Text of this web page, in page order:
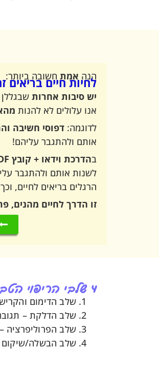
הנה אמת חשובה ביותר:
לחיות חיים בריאים
יש סיבות אחרות
אנו עלולים לא להנות
לדוגמה: דפוסי חשיבה
אותם ולהתגבר עליהם!
בהדרכת וידאו + קובץ PDF
לשנות אותם ולהתגבר
הרגלים בריאים לחיים, וכך
זו הדרך לחיים מהנים,
4 שלבי הריפוי הטבעי של העור
שלב הדימום
שלב הדלקת –
שלב הפרוליפרציה
שלב הבשלה/